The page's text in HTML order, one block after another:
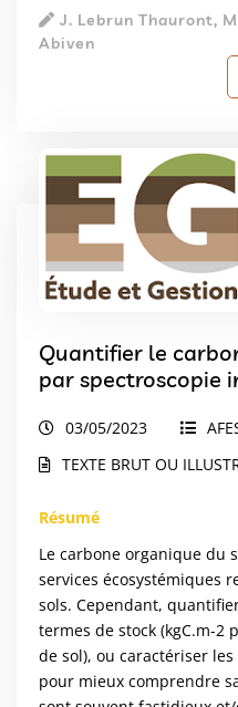
J. Lebrun Thauront,
Abiven
Quantifier le
par spectroscopie
03/05/2023
TEXTE BRUT OU
Résumé
Le carbone organique du
services écosystémiques
sols. Cependant,
termes de stock (kgC.m-2
de sol), ou caractériser
pour mieux comprendre